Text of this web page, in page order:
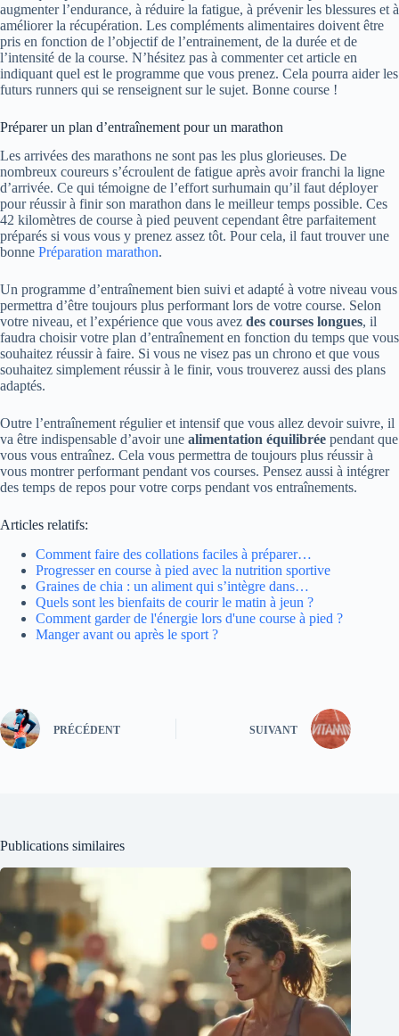
augmenter l’endurance, à réduire la fatigue, à prévenir les blessures et à
améliorer la récupération. Les compléments alimentaires doivent être
pris en fonction de l’objectif de l’entrainement, de la durée et de
l’intensité de la course. N’hésitez pas à commenter cet article en
indiquant quel est le programme que vous prenez. Cela pourra aider les
futurs runners qui se renseignent sur le sujet. Bonne course !
Préparer un plan d’entraînement pour un marathon
Les arrivées des marathons ne sont pas les plus glorieuses. De
nombreux coureurs s’écroulent de fatigue après avoir franchi la ligne
d’arrivée. Ce qui témoigne de l’effort surhumain qu’il faut déployer
pour réussir à finir son marathon dans le meilleur temps possible. Ces
42 kilomètres de course à pied peuvent cependant être parfaitement
préparés si vous vous y prenez assez tôt. Pour cela, il faut trouver une
bonne Préparation marathon.
Un programme d’entraînement bien suivi et adapté à votre niveau vous
permettra d’être toujours plus performant lors de votre course. Selon
votre niveau, et l’expérience que vous avez des courses longues, il
faudra choisir votre plan d’entraînement en fonction du temps que vous
souhaitez réussir à faire. Si vous ne visez pas un chrono et que vous
souhaitez simplement réussir à le finir, vous trouverez aussi des plans
adaptés.
Outre l’entraînement régulier et intensif que vous allez devoir suivre, il
va être indispensable d’avoir une alimentation équilibrée pendant que
vous vous entraînez. Cela vous permettra de toujours plus réussir à
vous montrer performant pendant vos courses. Pensez aussi à intégrer
des temps de repos pour votre corps pendant vos entraînements.
Articles relatifs:
Comment faire des collations faciles à préparer…
Progresser en course à pied avec la nutrition sportive
Graines de chia : un aliment qui s’intègre dans…
Quels sont les bienfaits de courir le matin à jeun ?
Comment garder de l'énergie lors d'une course à pied ?
Manger avant ou après le sport ?
PRÉCÉDENT SUIVANT
Publications similaires